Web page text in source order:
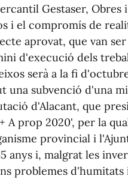
Gestaser, Obres
i el compromís de
aprovat, que van
d'execució dels
serà a la fi
una subvenció d'una
d'Alacant, que
A prop 2020', per la
provincial i
anys i, malgrat les
problemes